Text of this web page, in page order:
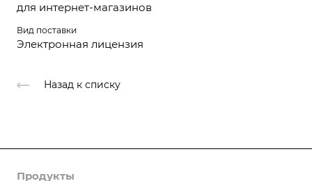
для интернет-магазинов
Вид поставки
Электронная лицензия
Назад к списку
Продукты